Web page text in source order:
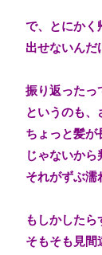
で、とにかく
出せないんだ
振り返ったっ
というのも、
ちょっと髪が
じゃないから
それがずぶ濡
もしかしたら
そもそも見間